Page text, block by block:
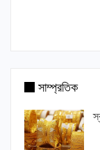
সাম্প্রতিক